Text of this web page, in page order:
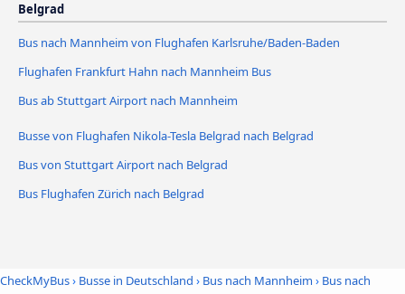
Belgrad
Bus nach Mannheim von Flughafen Karlsruhe/Baden-Baden
Flughafen Frankfurt Hahn nach Mannheim Bus
Bus ab Stuttgart Airport nach Mannheim
Busse von Flughafen Nikola-Tesla Belgrad nach Belgrad
Bus von Stuttgart Airport nach Belgrad
Bus Flughafen Zürich nach Belgrad
CheckMyBus› Busse in Deutschland › Bus nach Mannheim › Bus nach